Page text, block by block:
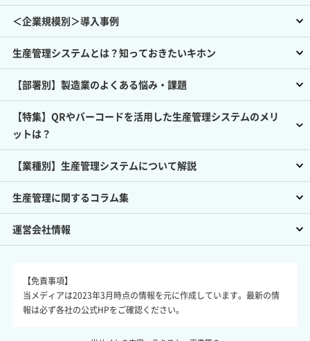
＜企業規模別＞導入事例
生産管理システムとは？知っておきたいキホン
【部署別】製造業のよくある悩み・課題
【特集】QRやバーコードを活用した生産管理システムのメリ
ットは？
【業種別】生産管理システムについて解説
生産管理に関するコラム集
運営会社情報
【免責事項】
当メディアは2023年3月時点の情報を元に作成しています。最新の情
報は必ず各社の公式HPをご確認ください。